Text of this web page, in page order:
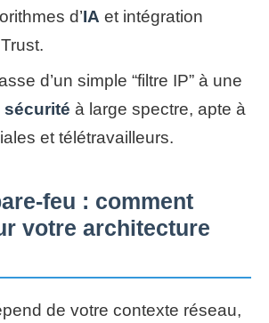
d’IA et intégration
d’un simple “filtre IP” à une
sécurité à large spectre, apte à
et télétravailleurs.
feu : comment
votre architecture
de votre contexte réseau,